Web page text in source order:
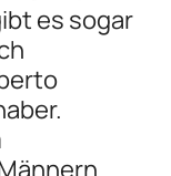
es sogar